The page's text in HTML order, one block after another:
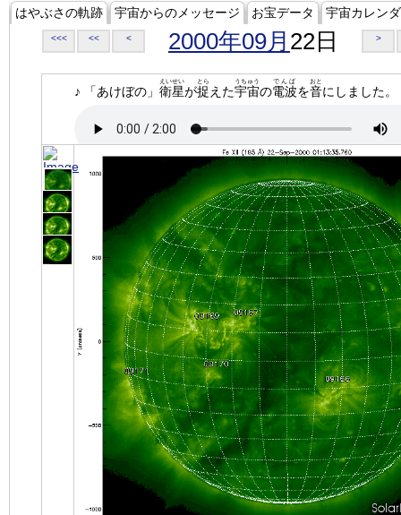
はやぶさの軌跡 宇宙からのメッセージ お宝データ 宇宙カレン
<<< << < 2000年09月 22日 >
♪ 「あけぼの」 衛星
えいせい
が捉
とら
えた宇宙
うちゅう
の電波
でんぱ
を音
おと
にしました。